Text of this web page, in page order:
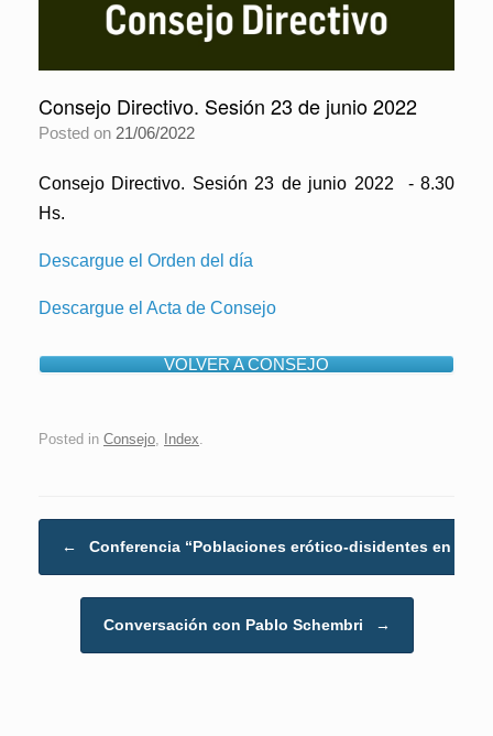
Consejo Directivo. Sesión 23 de junio 2022
Posted on 21/06/2022
Consejo Directivo. Sesión 23 de junio 2022 - 8.30
Hs.
Descargue el Orden del día
Descargue el Acta de Consejo
VOLVER A CONSEJO
Posted in Consejo Index
← Conferencia “Poblaciones erótico-disidentes en el…
Conversación con Pablo Schembri →